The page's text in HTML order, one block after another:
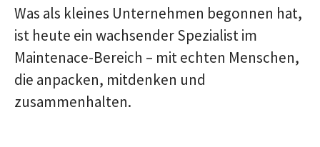
Was als kleines Unternehmen begonnen hat,
ist heute ein wachsender Spezialist im
Maintenace-Bereich – mit echten Menschen,
die anpacken, mitdenken und
zusammenhalten.